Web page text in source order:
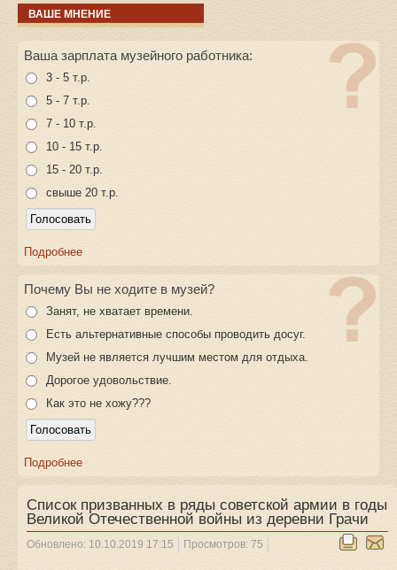
ВАШЕ МНЕНИЕ
Ваша зарплата музейного работника:
3 - 5 т.р.
5 - 7 т.р.
7 - 10 т.р.
10 - 15 т.р.
15 - 20 т.р.
свыше 20 т.р.
Подробнее
Почему Вы не ходите в музей?
Занят, не хватает времени.
Есть альтернативные способы проводить досуг.
Музей не является лучшим местом для отдыха.
Дорогое удовольствие.
Как это не хожу???
Подробнее
Список призванных в ряды советской армии в годы
Великой Отечественной войны из деревни Грачи
Обновлено: 10.10.2019 17:15 Просмотров: 75